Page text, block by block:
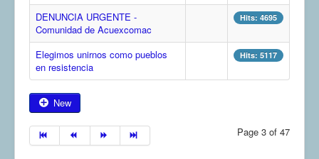
DENUNCIA URGENTE -
Comunidad de Acuexcomac
Hits: 4695
Elegimos unirnos como pueblos
en resistencia
Hits: 5117
New
Page 3 of 47